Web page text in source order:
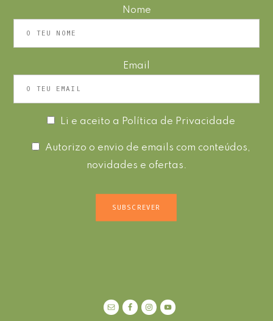
Nome
Email
Li e aceito a Política de Privacidade
Autorizo o envio de emails com conteúdos,
novidades e ofertas.